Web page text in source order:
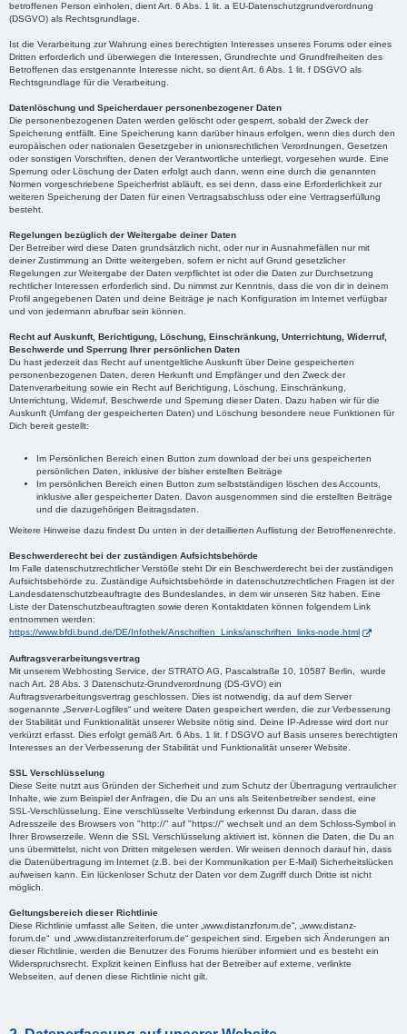
betroffenen Person einholen, dient Art. 6 Abs. 1 lit. a EU-Datenschutzgrundverordnung
(DSGVO) als Rechtsgrundlage.
Ist die Verarbeitung zur Wahrung eines berechtigten Interesses unseres Forums oder eines
Dritten erforderlich und überwiegen die Interessen, Grundrechte und Grundfreiheiten des
Betroffenen das erstgenannte Interesse nicht, so dient Art. 6 Abs. 1 lit. f DSGVO als
Rechtsgrundlage für die Verarbeitung.
Datenlöschung und Speicherdauer personenbezogener Daten
Die personenbezogenen Daten werden gelöscht oder gesperrt, sobald der Zweck der
Speicherung entfällt. Eine Speicherung kann darüber hinaus erfolgen, wenn dies durch den
europäischen oder nationalen Gesetzgeber in unionsrechtlichen Verordnungen, Gesetzen
oder sonstigen Vorschriften, denen der Verantwortliche unterliegt, vorgesehen wurde. Eine
Sperrung oder Löschung der Daten erfolgt auch dann, wenn eine durch die genannten
Normen vorgeschriebene Speicherfrist abläuft, es sei denn, dass eine Erforderlichkeit zur
weiteren Speicherung der Daten für einen Vertragsabschluss oder eine Vertragserfüllung
besteht.
Regelungen bezüglich der Weitergabe deiner Daten
Der Betreiber wird diese Daten grundsätzlich nicht, oder nur in Ausnahmefällen nur mit
deiner Zustimmung an Dritte weitergeben, sofern er nicht auf Grund gesetzlicher
Regelungen zur Weitergabe der Daten verpflichtet ist oder die Daten zur Durchsetzung
rechtlicher Interessen erforderlich sind. Du nimmst zur Kenntnis, dass die von dir in deinem
Profil angegebenen Daten und deine Beiträge je nach Konfiguration im Internet verfügbar
und von jedermann abrufbar sein können.
Recht auf Auskunft, Berichtigung, Löschung, Einschränkung, Unterrichtung, Widerruf,
Beschwerde und Sperrung Ihrer persönlichen Daten
Du hast jederzeit das Recht auf unentgeltliche Auskunft über Deine gespeicherten
personenbezogenen Daten, deren Herkunft und Empfänger und den Zweck der
Datenverarbeitung sowie ein Recht auf Berichtigung, Löschung, Einschränkung,
Unterrichtung, Widerruf, Beschwerde und Sperrung dieser Daten. Dazu haben wir für die
Auskunft (Umfang der gespeicherten Daten) und Löschung besondere neue Funktionen für
Dich bereit gestellt:
Im Persönlichen Bereich einen Button zum download der bei uns gespeicherten
persönlichen Daten, inklusive der bisher erstellten Beiträge
Im persönlichen Bereich einen Button zum selbstständigen löschen des Accounts,
inklusive aller gespeicherter Daten. Davon ausgenommen sind die erstellten Beiträge
und die dazugehörigen Beitragsdaten.
Weitere Hinweise dazu findest Du unten in der detaillierten Auflistung der Betroffenenrechte.
Beschwerderecht bei der zuständigen Aufsichtsbehörde
Im Falle datenschutzrechtlicher Verstöße steht Dir ein Beschwerderecht bei der zuständigen
Aufsichtsbehörde zu. Zuständige Aufsichtsbehörde in datenschutzrechtlichen Fragen ist der
Landesdatenschutzbeauftragte des Bundeslandes, in dem wir unseren Sitz haben. Eine
Liste der Datenschutzbeauftragten sowie deren Kontaktdaten können folgendem Link
entnommen werden:
https://www.bfdi.bund.de/DE/Infothek/Anschriften_Links/anschriften_links-node.html
Auftragsverarbeitungsvertrag
Mit unserem Webhosting Service, der STRATO AG, Pascalstraße 10, 10587 Berlin, wurde
nach Art. 28 Abs. 3 Datenschutz-Grundverordnung (DS-GVO) ein
Auftragsverarbeitungsvertrag geschlossen. Dies ist notwendig, da auf dem Server
sogenannte „Server-Logfiles“ und weitere Daten gespeichert werden, die zur Verbesserung
der Stabilität und Funktionalität unserer Website nötig sind. Deine IP-Adresse wird dort nur
verkürzt erfasst. Dies erfolgt gemäß Art. 6 Abs. 1 lit. f DSGVO auf Basis unseres berechtigten
Interesses an der Verbesserung der Stabilität und Funktionalität unserer Website.
SSL Verschlüsselung
Diese Seite nutzt aus Gründen der Sicherheit und zum Schutz der Übertragung vertraulicher
Inhalte, wie zum Beispiel der Anfragen, die Du an uns als Seitenbetreiber sendest, eine
SSL-Verschlüsselung. Eine verschlüsselte Verbindung erkennst Du daran, dass die
Adresszeile des Browsers von "http://" auf "https://" wechselt und an dem Schloss-Symbol in
Ihrer Browserzeile. Wenn die SSL Verschlüsselung aktiviert ist, können die Daten, die Du an
uns übermittelst, nicht von Dritten mitgelesen werden. Wir weisen dennoch darauf hin, dass
die Datenübertragung im Internet (z.B. bei der Kommunikation per E-Mail) Sicherheitslücken
aufweisen kann. Ein lückenloser Schutz der Daten vor dem Zugriff durch Dritte ist nicht
möglich.
Geltungsbereich dieser Richtlinie
Diese Richtlinie umfasst alle Seiten, die unter „www.distanzforum.de“, „www.distanz-
forum.de“ und „www.distanzreiterforum.de“ gespeichert sind. Ergeben sich Änderungen an
dieser Richtlinie, werden die Benutzer des Forums hierüber informiert und es besteht ein
Widerspruchsrecht. Explizit keinen Einfluss hat der Betreiber auf externe, verlinkte
Webseiten, auf denen diese Richtlinie nicht gilt.